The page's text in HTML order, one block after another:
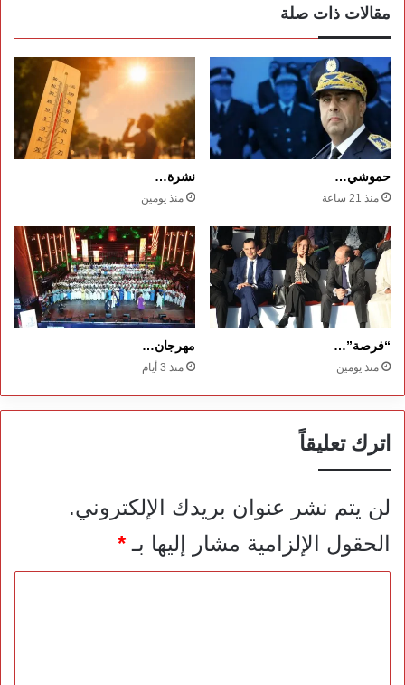
مقالات ذات صلة
حموشي…
منذ 21 ساعة
نشرة…
منذ يومين
“فرصة”…
منذ يومين
مهرجان…
منذ 3 أيام
اترك تعليقاً
لن يتم نشر عنوان بريدك الإلكتروني.
الحقول الإلزامية مشار إليها بـ*